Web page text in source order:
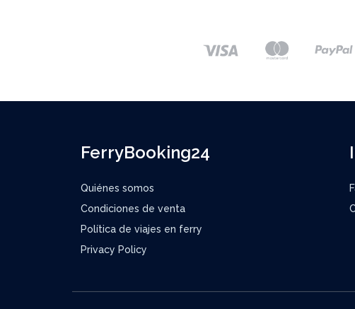
FerryBooking24
Quiénes somos
Condiciones de venta
Política de viajes en ferry
Privacy Policy